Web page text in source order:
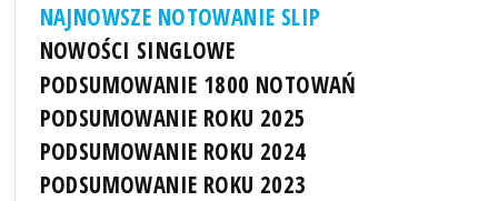
NAJNOWSZE NOTOWANIE SLIP
NOWOŚCI SINGLOWE
PODSUMOWANIE 1800 NOTOWAŃ
PODSUMOWANIE ROKU 2025
PODSUMOWANIE ROKU 2024
PODSUMOWANIE ROKU 2023